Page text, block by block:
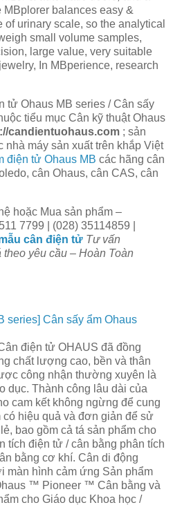
balances easy &
urinary scale, so the analytical
small volume samples,
large value, very suitable
In MBperience, research
tử Ohaus MB series / Cân sấy
tiểu mục Cân kỹ thuật Ohaus
candientuohaus.com ; sản
nhà máy sản xuất trên khắp Việt
điện tử Ohaus MB các hãng cân
cân Ohaus, cân CAS, cân
hoặc Mua sản phẩm –
7799 | (028) 35114859 |
cân điện tử Tư vấn
yêu cầu – Hoàn Toàn
series] Cân sấy ẩm Ohaus
điện tử OHAUS đã đồng
chất lượng cao, bền và thân
công nhận thường xuyên là
dục. Thành công lâu dài của
cam kết không ngừng để cung
có hiệu quả và đơn giản để sử
bao gồm cả tá sản phẩm cho
tích điện tử / cân bằng phân tích
bằng cơ khí. Cân di động
hình cảm ứng Sản phẩm
™ Pioneer ™ Cân bằng và
cho Giáo dục Khoa học /